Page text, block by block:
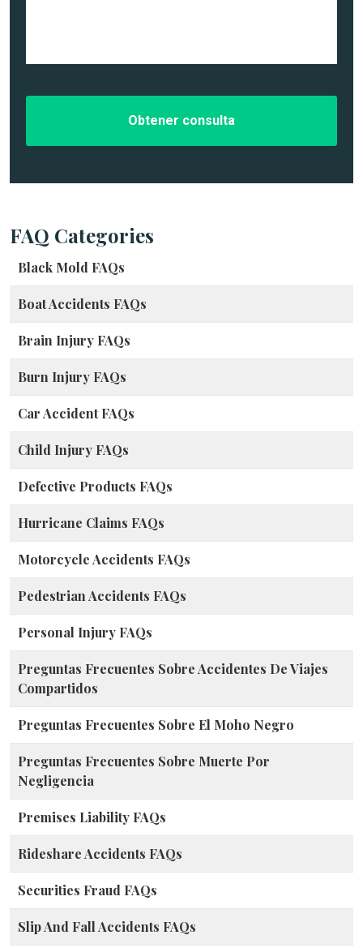
n
c
s
FAQ Categories
Black Mold FAQs
Boat Accidents FAQs
Brain Injury FAQs
Burn Injury FAQs
Car Accident FAQs
Child Injury FAQs
Defective Products FAQs
Hurricane Claims FAQs
Motorcycle Accidents FAQs
Pedestrian Accidents FAQs
Personal Injury FAQs
Preguntas Frecuentes Sobre Accidentes De Viajes
Compartidos
Preguntas Frecuentes Sobre El Moho Negro
Preguntas Frecuentes Sobre Muerte Por
Negligencia
Premises Liability FAQs
Rideshare Accidents FAQs
Securities Fraud FAQs
Slip And Fall Accidents FAQs